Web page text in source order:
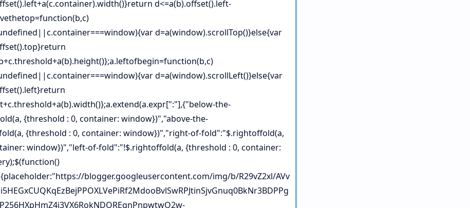
d<=a(b).offset().left-
d=a(window).scrollTop()}else{var
d=a(window).scrollLeft()}else{var
the-
{threshold : 0, container: window})","above-the-
{threshold : 0, container: window})","right-of-fold":"$.rightoffold(a,
window})","left-of-fold":"!$.rightoffold(a, {threshold : 0, container:
blogger.googleusercontent.com/img/b/R29vZ2xl/AVv